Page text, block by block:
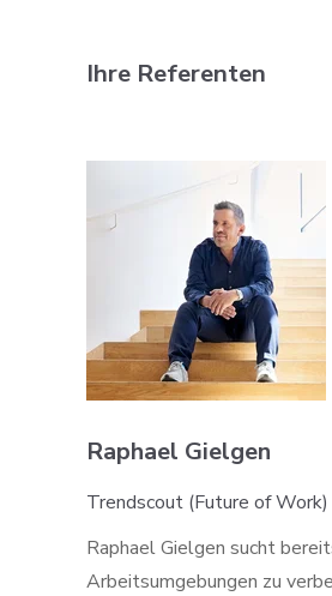
Ihre Referenten
Raphael Gielgen
Trendscout (Future of
Raphael Gielgen sucht
Arbeitsumgebungen zu